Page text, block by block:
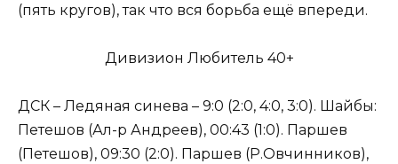
(пять кругов), так что вся борьба ещё впереди.
Дивизион Любитель 40+
ДСК – Ледяная синева – 9:0 (2:0, 4:0, 3:0). Шайбы:
Петешов (Ал-р Андреев), 00:43 (1:0). Паршев
(Петешов), 09:30 (2:0). Паршев (Р.Овчинников),